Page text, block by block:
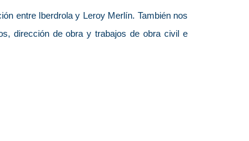
entre Iberdrola y Leroy Merlín. También nos
dirección de obra y trabajos de obra civil e